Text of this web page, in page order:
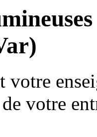
votre
votre